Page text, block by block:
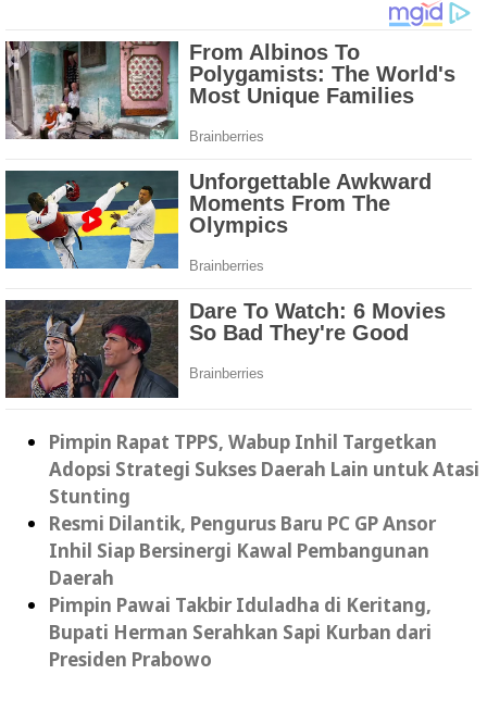
Pimpin Rapat TPPS, Wabup Inhil Targetkan
Adopsi Strategi Sukses Daerah Lain untuk Atasi
Stunting
Resmi Dilantik, Pengurus Baru PC GP Ansor
Inhil Siap Bersinergi Kawal Pembangunan
Daerah
Pimpin Pawai Takbir Iduladha di Keritang,
Bupati Herman Serahkan Sapi Kurban dari
Presiden Prabowo